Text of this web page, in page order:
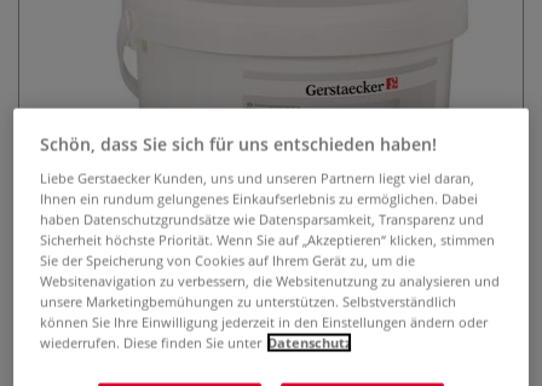
Schön, dass Sie sich für uns entschieden haben!
Liebe Gerstaecker Kunden, uns und unseren Partnern liegt viel daran,
Ihnen ein rundum gelungenes Einkaufserlebnis zu ermöglichen. Dabei
haben Datenschutzgrundsätze wie Datensparsamkeit, Transparenz und
Sicherheit höchste Priorität. Wenn Sie auf „Akzeptieren“ klicken, stimmen
Sie der Speicherung von Cookies auf Ihrem Gerät zu, um die
Websitenavigation zu verbessern, die Websitenutzung zu analysieren und
unsere Marketingbemühungen zu unterstützen. Selbstverständlich
können Sie Ihre Einwilligung jederzeit in den Einstellungen ändern oder
wiederrufen. Diese finden Sie unter Datenschutz